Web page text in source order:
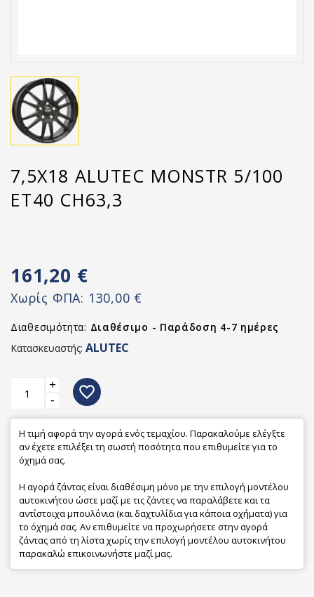
7,5X18 ALUTEC MONSTR 5/100
ET40 CH63,3
161,20 €
Χωρίς ΦΠΑ: 130,00 €
Διαθεσιμότητα: Διαθέσιμο - Παράδοση 4-7 ημέρες
Κατασκευαστής: ALUTEC
+
-
favorite_border
Η τιμή αφορά την αγορά ενός τεμαχίου. Παρακαλούμε ελέγξτε
αν έχετε επιλέξει τη σωστή ποσότητα που επιθυμείτε για το
όχημά σας.
Η αγορά ζάντας είναι διαθέσιμη μόνο με την επιλογή μοντέλου
αυτοκινήτου ώστε μαζί με τις ζάντες να παραλάβετε και τα
αντίστοιχα μπουλόνια (και δαχτυλίδια για κάποια οχήματα) για
το όχημά σας. Αν επιθυμείτε να προχωρήσετε στην αγορά
ζάντας από τη λίστα χωρίς την επιλογή μοντέλου αυτοκινήτου
παρακαλώ επικοινωνήστε μαζί μας.